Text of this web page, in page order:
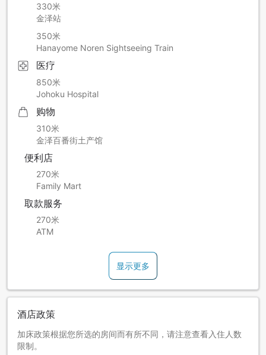
330米
金泽站
350米
Hanayome Noren Sightseeing Train
医疗
850米
Johoku Hospital
购物
310米
金泽百番街土产馆
便利店
270米
Family Mart
取款服务
270米
ATM
显示更多
酒店政策
加床政策根据您所选的房间而有所不同，请注意查看入住人数
限制。